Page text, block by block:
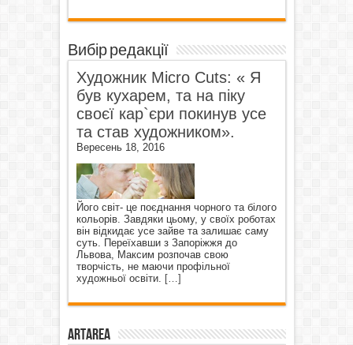
Вибір редакції
Художник Micro Cuts: « Я
був кухарем, та на піку
своєї кар`єри покинув усе
та став художником».
Вересень 18, 2016
Його світ- це поєднання чорного та білого
кольорів. Завдяки цьому, у своїх роботах
він відкидає усе зайве та залишає саму
суть. Переїхавши з Запоріжжя до
Львова, Максим розпочав свою
творчість, не маючи профільної
художньої освіти. […]
ArtArea